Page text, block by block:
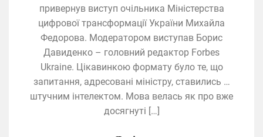
привернув виступ очільника Міністерства
цифрової трансформації України Михайла
Федорова. Модератором виступав Борис
Давиденко – головний редактор Forbes
Ukraine. Цікавинкою формату було те, що
запитання, адресовані міністру, ставились …
штучним інтелектом. Мова велась як про вже
досягнуті […]